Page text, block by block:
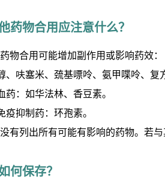
药物合用应注意什么？
物合用可能增加副作用或影响药效：
呋塞米、巯基嘌呤、氨甲喋呤、复
：如华法林、香豆素。
抑制药：环孢素。
有列出所有可能有影响的药物。若与
何保存？